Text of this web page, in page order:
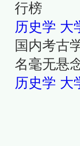
行榜
历史学 大
国内考古
名毫无悬
历史学 大